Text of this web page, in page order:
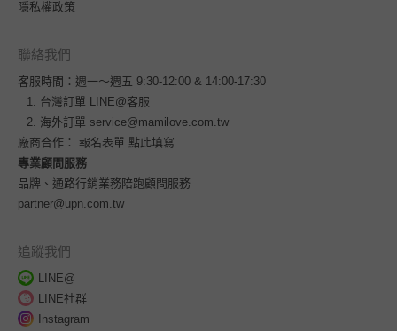
隱私權政策
聯絡我們
客服時間：週一～週五 9:30-12:00 & 14:00-17:30
台灣訂單
LINE@客服
海外訂單 service@mamilove.com.tw
廠商合作： 報名表單 點此填寫
專業顧問服務
品牌、通路行銷業務陪跑顧問服務
partner@upn.com.tw
追蹤我們
LINE@
LINE社群
Instagram